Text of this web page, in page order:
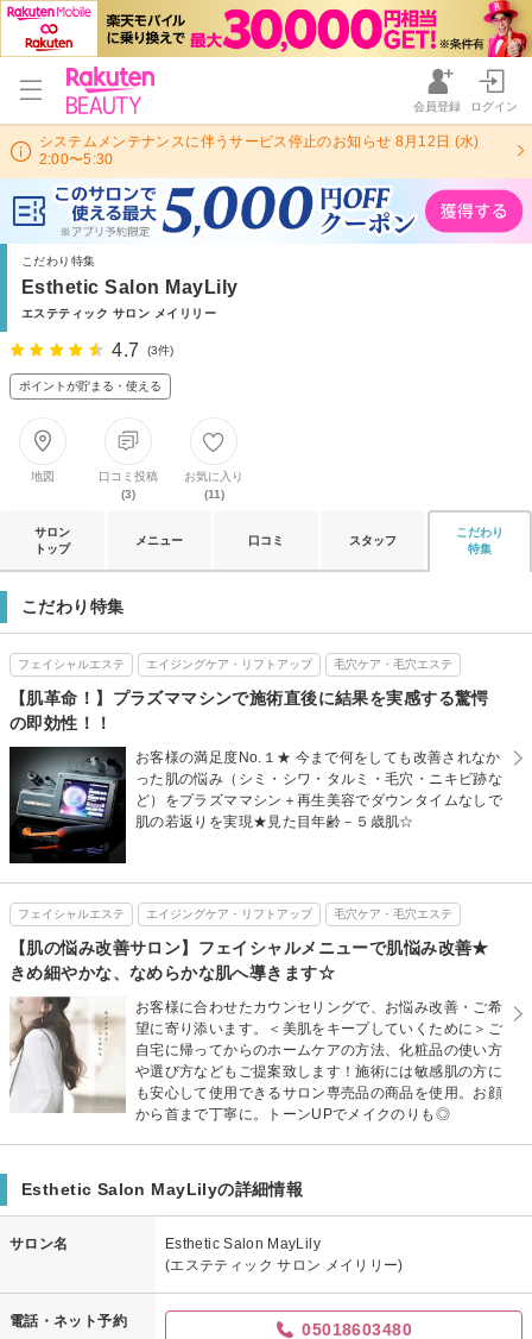
会員登録 ログイン
システムメンテナンスに伴うサービス停止のお知らせ 8月12日 (水)
2:00〜5:30
こだわり特集
Esthetic Salon MayLily
エステティック サロン メイリリー
4.7 (3件)
ポイントが貯まる・使える
地図
口コミ投稿
(3)
お気に入り
(11)
サロン
トップ
メニュー 口コミ スタッフ
こだわり
特集
こだわり特集
フェイシャルエステ エイジングケア・リフトアップ 毛穴ケア・毛穴エステ
【肌革命！】プラズママシンで施術直後に結果を実感する驚愕
の即効性！！
お客様の満足度No.１★ 今まで何をしても改善されなか
った肌の悩み（シミ・シワ・タルミ・毛穴・ニキビ跡な
ど）をプラズママシン＋再生美容でダウンタイムなしで
肌の若返りを実現★見た目年齢－５歳肌☆
フェイシャルエステ エイジングケア・リフトアップ 毛穴ケア・毛穴エステ
【肌の悩み改善サロン】フェイシャルメニューで肌悩み改善★
きめ細やかな、なめらかな肌へ導きます☆
お客様に合わせたカウンセリングで、お悩み改善・ご希
望に寄り添います。＜美肌をキープしていくために＞ご
自宅に帰ってからのホームケアの方法、化粧品の使い方
や選び方などもご提案致します！施術には敏感肌の方に
も安心して使用できるサロン専売品の商品を使用。お顔
から首まで丁寧に。トーンUPでメイクのりも◎
Esthetic Salon MayLilyの詳細情報
サロン名
Esthetic Salon MayLily
(エステティック サロン メイリリー)
電話・ネット予約 05018603480